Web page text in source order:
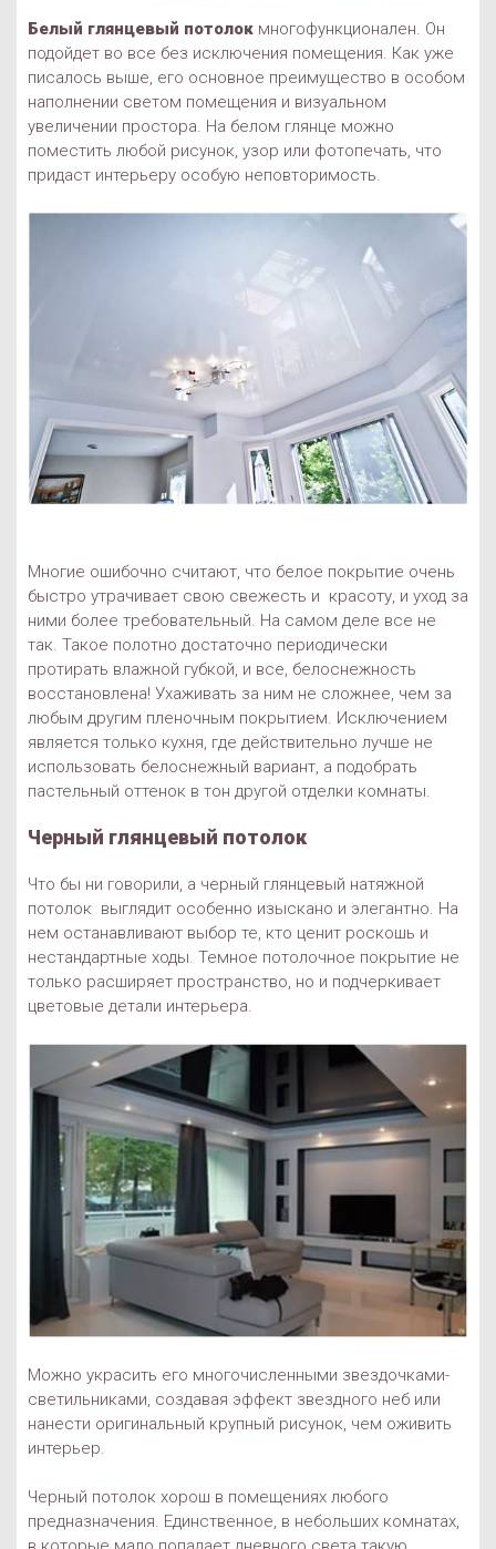
Белый глянцевый потолок многофункционален. Он
подойдет во все без исключения помещения. Как уже
писалось выше, его основное преимущество в особом
наполнении светом помещения и визуальном
увеличении простора. На белом глянце можно
поместить любой рисунок, узор или фотопечать, что
придаст интерьеру особую неповторимость.
Многие ошибочно считают, что белое покрытие очень
быстро утрачивает свою свежесть и красоту, и уход за
ними более требовательный. На самом деле все не
так. Такое полотно достаточно периодически
протирать влажной губкой, и все, белоснежность
восстановлена! Ухаживать за ним не сложнее, чем за
любым другим пленочным покрытием. Исключением
является только кухня, где действительно лучше не
использовать белоснежный вариант, а подобрать
пастельный оттенок в тон другой отделки комнаты.
Черный глянцевый потолок
Что бы ни говорили, а черный глянцевый натяжной
потолок выглядит особенно изыскано и элегантно. На
нем останавливают выбор те, кто ценит роскошь и
нестандартные ходы. Темное потолочное покрытие не
только расширяет пространство, но и подчеркивает
цветовые детали интерьера.
Можно украсить его многочисленными звездочками-
светильниками, создавая эффект звездного неб или
нанести оригинальный крупный рисунок, чем оживить
интерьер.
Черный потолок хорош в помещениях любого
предназначения. Единственное, в небольших комнатах,